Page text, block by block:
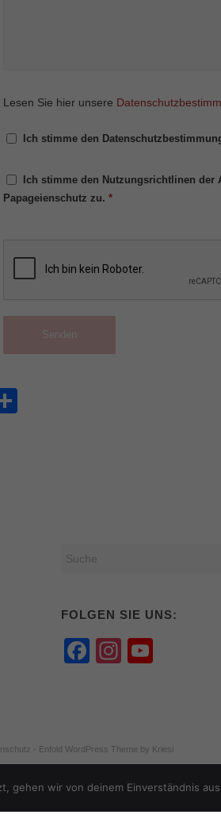
Lesen Sie hier unsere
Ich stimme den
Ich stimme den Nutzungsrichtlinen der
Papageienschutz zu.*
FOLGEN SIE UNS:
Facebook
Instagram
- Enfold WordPress Theme by Kriesi
gehen wir von deinem Einverständnis aus.